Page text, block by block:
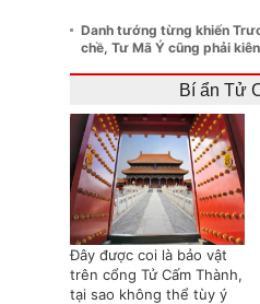
Danh tướng từng khiến
chề, Tư Mã Ý cũng phải
Bí ẩn Tử
Đây được coi là bảo vật
trên cổng Tử Cấm Thành,
tại sao không thể tùy ý